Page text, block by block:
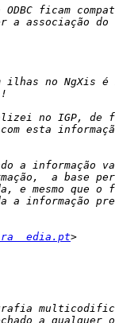
edia.pt